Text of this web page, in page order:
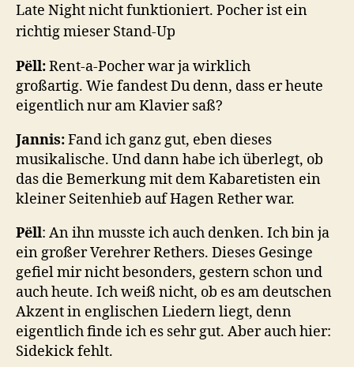
Late Night nicht funktioniert. Pocher ist ein
richtig mieser Stand-Up
Pëll:Rent-a-Pocher war ja wirklich
großartig. Wie fandest Du denn, dass er heute
eigentlich nur am Klavier saß?
Jannis:Fand ich ganz gut, eben dieses
musikalische. Und dann habe ich überlegt, ob
das die Bemerkung mit dem Kabaretisten ein
kleiner Seitenhieb auf Hagen Rether war.
Pëll: An ihn musste ich auch denken. Ich bin ja
ein großer Verehrer Rethers. Dieses Gesinge
gefiel mir nicht besonders, gestern schon und
auch heute. Ich weiß nicht, ob es am deutschen
Akzent in englischen Liedern liegt, denn
eigentlich finde ich es sehr gut. Aber auch hier:
Sidekick fehlt.